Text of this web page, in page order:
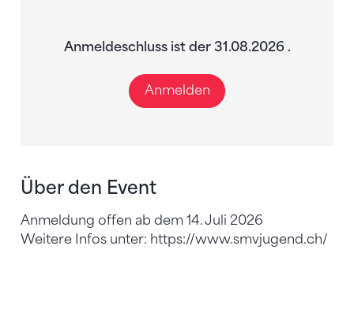
Anmeldeschluss ist der 31.08.2026 .
Anmelden
Über den Event
Anmeldung offen ab dem 14. Juli 2026
Weitere Infos unter: https://www.smvjugend.ch/